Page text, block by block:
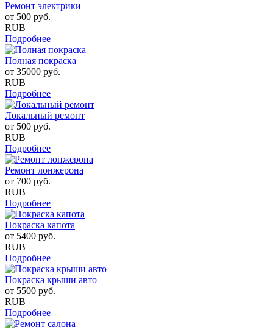
Ремонт электрики
от 500 руб.
RUB
Подробнее
Полная покраска
от 35000 руб.
RUB
Подробнее
Локальный ремонт
от 500 руб.
RUB
Подробнее
Ремонт лонжерона
от 700 руб.
RUB
Подробнее
Покраска капота
от 5400 руб.
RUB
Подробнее
Покраска крыши авто
от 5500 руб.
RUB
Подробнее